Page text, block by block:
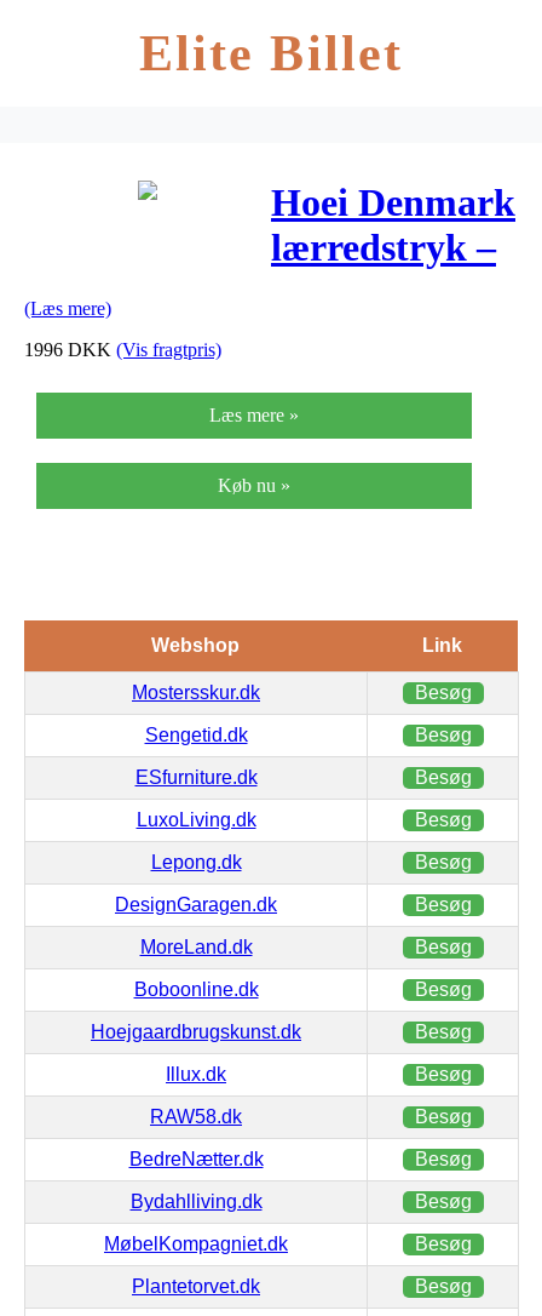
Elite Billet
Hoei Denmark
lærredstryk –
(Læs mere)
1996 DKK (Vis fragtpris)
Læs mere »
Køb nu »
Webshop Link
Mostersskur.dk Besøg
Sengetid.dk Besøg
ESfurniture.dk Besøg
LuxoLiving.dk Besøg
Lepong.dk Besøg
DesignGaragen.dk Besøg
MoreLand.dk Besøg
Boboonline.dk Besøg
Hoejgaardbrugskunst.dk Besøg
Illux.dk Besøg
RAW58.dk Besøg
BedreNætter.dk Besøg
Bydahlliving.dk Besøg
MøbelKompagniet.dk Besøg
Plantetorvet.dk Besøg